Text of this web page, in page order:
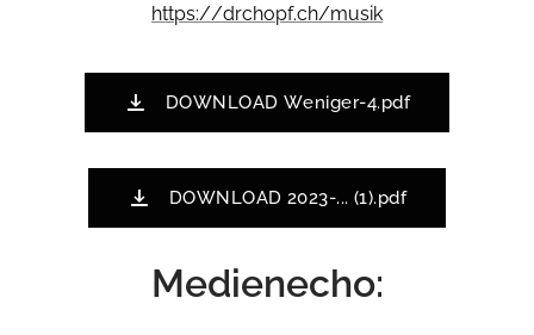
https://drchopf.ch/musik
DOWNLOAD Weniger-4.pdf
DOWNLOAD 2023-... (1).pdf
Medienecho: